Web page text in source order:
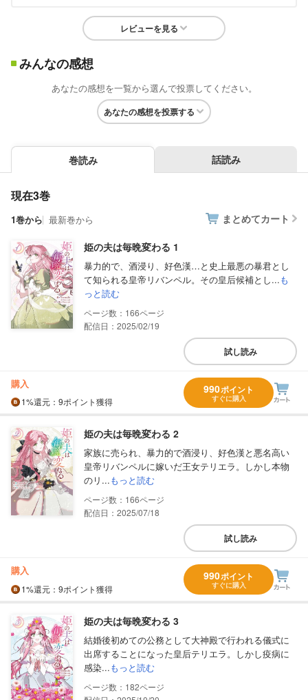
レビューを見る
みんなの感想
あなたの感想を一覧から選んで投票してください。
あなたの感想を投票する
巻読み 話読み
現在3巻
1巻から 最新巻から まとめてカート
姫の夫は毎晩変わる 1
暴力的で、酒浸り、好色漢…と史上最悪の暴君とし
て知られる皇帝リバンペル。その皇后候補とし...も
っと読む
166
配信日：2025/02/19
試し読み
購入
1%還元 ：9ポイント獲得
990ポイント
すぐに購入
姫の夫は毎晩変わる 2
家族に売られ、暴力的で酒浸り、好色漢と悪名高い
皇帝リバンペルに嫁いだ王女テリエラ。しかし本物
のリ...もっと読む
166
配信日：2025/07/18
試し読み
購入
1%還元 ：9ポイント獲得
990ポイント
すぐに購入
姫の夫は毎晩変わる 3
結婚後初めての公務として大神殿で行われる儀式に
出席することになった皇后テリエラ。しかし疫病に
感染...もっと読む
182